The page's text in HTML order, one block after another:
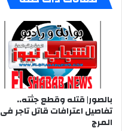
بالصور| قتله وقطع جثته..
تفاصيل اعترافات قاتل تاجر فى
المرج